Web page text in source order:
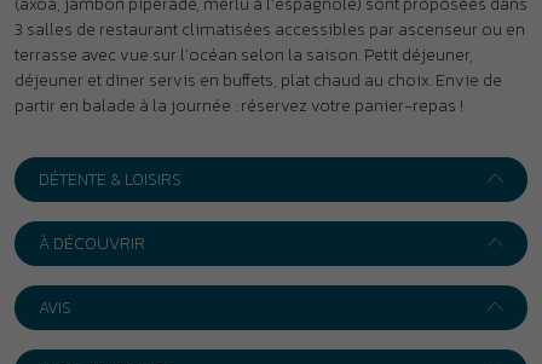
INFOS PRATIQUES
−